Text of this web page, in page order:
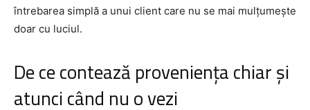
întrebarea simplă a unui client care nu se mai mulțumește
doar cu luciul.
De ce contează proveniența chiar și
atunci când nu o vezi